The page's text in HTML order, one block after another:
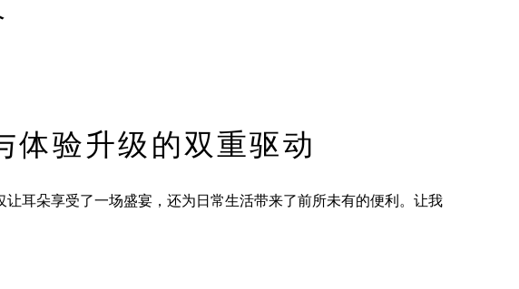
体验升级的双重驱动
耳朵享受了一场盛宴，还为日常生活带来了前所未有的便利。让我